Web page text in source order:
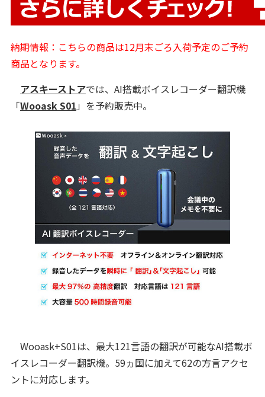
納期情報：こちらの商品は12月末ごろ入荷予定のご予約
商品となります。
アスキーストアでは、AI搭載ボイスレコーダー翻訳機
「Wooask S01 」を予約販売中。
Wooask+S01は、最大121言語の翻訳が可能なAI搭載ボ
イスレコーダー翻訳機。59ヵ国に加えて62の方言アクセ
ントに対応します。